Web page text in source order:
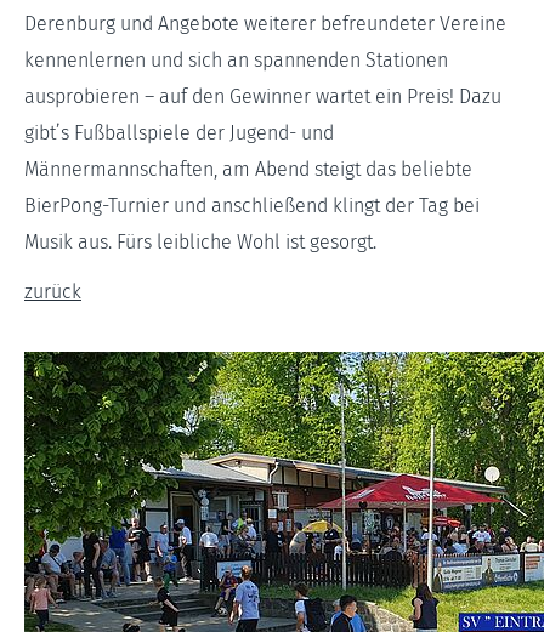
Derenburg und Angebote weiterer befreundeter Vereine
kennenlernen und sich an spannenden Stationen
ausprobieren – auf den Gewinner wartet ein Preis! Dazu
gibt’s Fußballspiele der Jugend- und
Männermannschaften, am Abend steigt das beliebte
BierPong-Turnier und anschließend klingt der Tag bei
Musik aus. Fürs leibliche Wohl ist gesorgt.
zurück